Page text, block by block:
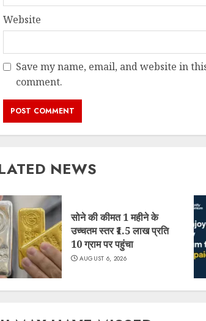
Website
Save my name, email, and website in
comment.
NEWS
सोने की कीमत 1 महीने के
उच्चतम स्तर ₹1.5 लाख प्रति
10 ग्राम पर पहुंचा
AUGUST 6, 2026